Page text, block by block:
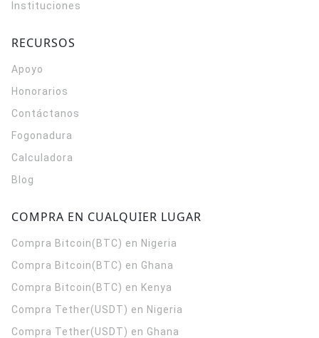
Instituciones
RECURSOS
Apoyo
Honorarios
Contáctanos
Fogonadura
Calculadora
Blog
COMPRA EN CUALQUIER LUGAR
Compra Bitcoin(BTC) en Nigeria
Compra Bitcoin(BTC) en Ghana
Compra Bitcoin(BTC) en Kenya
Compra Tether(USDT) en Nigeria
Compra Tether(USDT) en Ghana